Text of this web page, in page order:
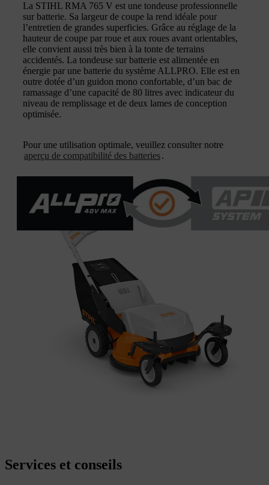
La STIHL RMA 765 V est une tondeuse professionnelle
sur batterie. Sa largeur de coupe la rend idéale pour
l’entretien de grandes superficies. Grâce au réglage de la
hauteur de coupe par roue et aux roues avant orientables,
elle convient aussi très bien à la tonte de terrains
accidentés. La tondeuse sur batterie est alimentée en
énergie par une batterie du système ALLPRO. Elle est en
outre dotée d’un guidon mono confortable, d’un bac de
ramassage d’une capacité de 80 litres avec indicateur du
niveau de remplissage et de deux lames de conception
optimisée.
Pour une utilisation optimale, veuillez consulter notre
aperçu de compatibilité des batteries.
Services et conseils